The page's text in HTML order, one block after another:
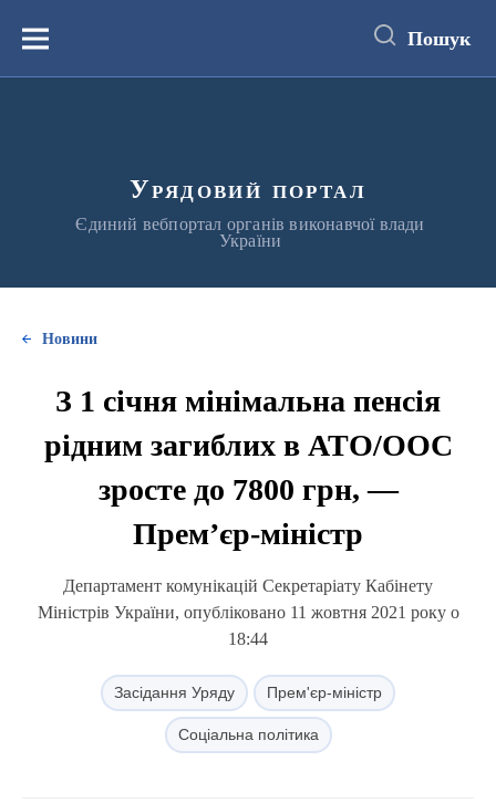
вмістуМеню Пошук
Урядовий портал
Єдиний вебпортал органів виконавчої влади
України
Новини
З 1 січня мінімальна пенсія
рідним загиблих в АТО/ООС
зросте до 7800 грн, —
Прем’єр-міністр
Департамент комунікацій Секретаріату Кабінету
Міністрів України, опубліковано 11 жовтня 2021 року о
18:44
Засідання Уряду Прем'єр-міністр
Соціальна політика